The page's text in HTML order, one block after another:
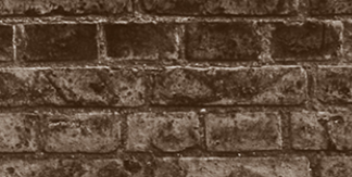
片编辑服务 人工智能生成的服装模型
预设 Photoshop 疊加
Photoshop 紋理
Ps 动作 整个合集
Ps覆盖整个收藏